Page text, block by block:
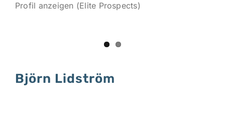
Profil anzeigen (Elite Prospects)
Björn Lidström